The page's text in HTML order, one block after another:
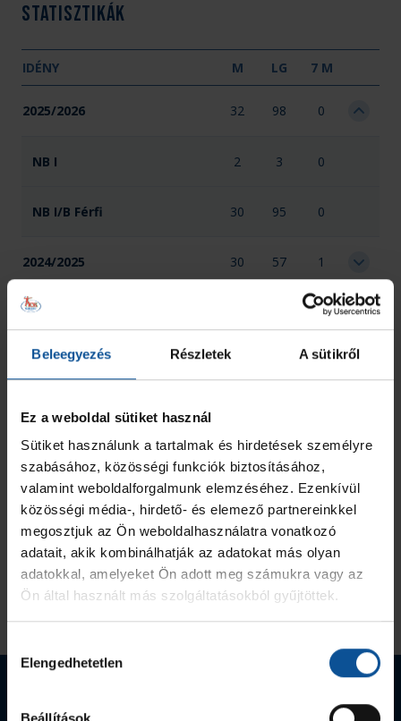
Beleegyezés Részletek A sütikről
Ez a weboldal sütiket használ
Sütiket használunk a tartalmak és hirdetések személyre
szabásához, közösségi funkciók biztosításához,
valamint weboldalforgalmunk elemzéséhez. Ezenkívül
közösségi média-, hirdető- és elemező partnereinkkel
megosztjuk az Ön weboldalhasználatra vonatkozó
adatait, akik kombinálhatják az adatokat más olyan
adatokkal, amelyeket Ön adott meg számukra vagy az
Ön által használt más szolgáltatásokból gyűjtöttek.
kiválasztása
Elengedhetetlen
Beállítások
Statisztikák
IDÉNY M LG 7 M
2025/2026 32 98 0
NB I 2 3 0
NB I/B Férfi 30 95 0
2024/2025 30 57 1
2023/2024 25
Összesen 102 26